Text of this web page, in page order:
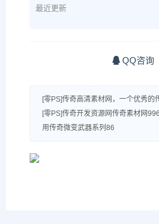
最近更新
QQ咨询
[零PS]传奇高清素材网，一个优秀的
[零PS]传奇开发资源网传奇素材网
用传奇微变武器系列86